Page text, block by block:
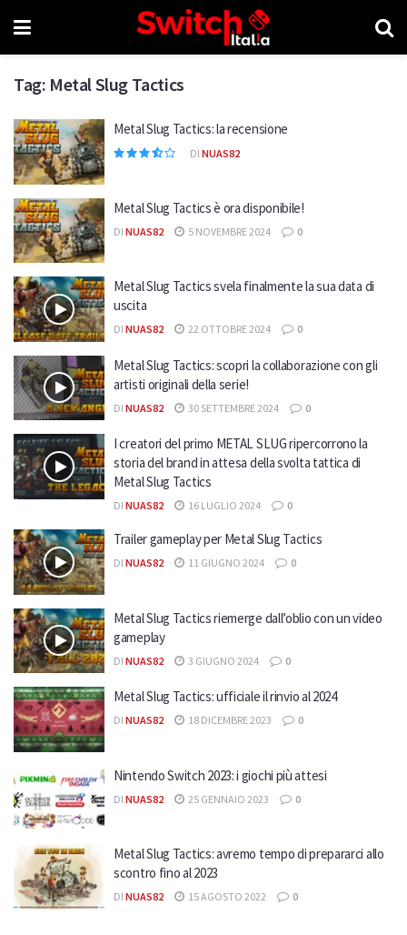
Tag: Metal Slug Tactics
Metal Slug Tactics: la recensione
DI NUAS82
Metal Slug Tactics è ora disponibile!
DI NUAS82 5 NOVEMBRE 2024 0
Metal Slug Tactics svela finalmente la sua data di
uscita
DI NUAS82 22 OTTOBRE 2024 0
Metal Slug Tactics: scopri la collaborazione con gli
artisti originali della serie!
DI NUAS82 30 SETTEMBRE 2024 0
I creatori del primo METAL SLUG ripercorrono la
storia del brand in attesa della svolta tattica di
Metal Slug Tactics
DI NUAS82 16 LUGLIO 2024 0
Trailer gameplay per Metal Slug Tactics
DI NUAS82 11 GIUGNO 2024 0
Metal Slug Tactics riemerge dall’oblio con un video
gameplay
DI NUAS82 3 GIUGNO 2024 0
Metal Slug Tactics: ufficiale il rinvio al 2024
DI NUAS82 18 DICEMBRE 2023 0
Nintendo Switch 2023: i giochi più attesi
DI NUAS82 25 GENNAIO 2023 0
Metal Slug Tactics: avremo tempo di prepararci allo
scontro fino al 2023
DI NUAS82 15 AGOSTO 2022 0